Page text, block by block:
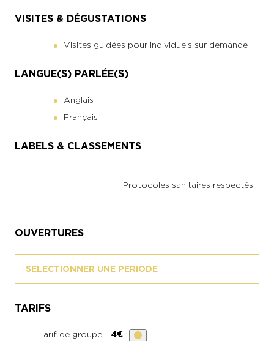
VISITES & DÉGUSTATIONS
Visites guidées pour individuels sur demande
LANGUE(S) PARLÉE(S)
Anglais
Français
LABELS & CLASSEMENTS
Protocoles sanitaires respectés
OUVERTURES
SELECTIONNER UNE PERIODE
TARIFS
Tarif de groupe - 4€